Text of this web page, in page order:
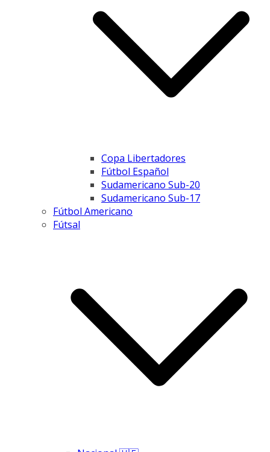
Copa Libertadores
Fútbol Español
Sudamericano Sub-20
Sudamericano Sub-17
Fútbol Americano
Fútsal